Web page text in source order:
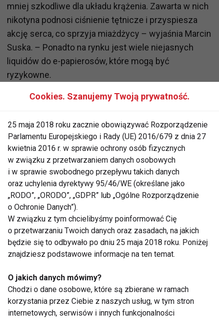
mniej szkodliwe dla układu krążenia. Zawarta w nich
nikotyna podnosi ciśnienie tętnicze i przyspiesza
akcję serca, co sprzyja miażdżycy – wyjaśnia Marcin
Suska. – Ponadto na rynku jest wiele niejasnych
liquidów do e-papierosów, które mogą być
ryzykowne.
Statystyki pokazują, że 70% palaczy pragnie rzucić
odsetku palaczy. Korzyści z rzucenia palenia są
ogromne i odczuwalne szybko. – Często pacjenci
mówią, że próbowali rzucić, ale im się nie udało.
Jednak po zawale serca wielu z nich udaje się
zerwać z nałogiem – mówi Marcin Suska. – Już 20
minut po zaprzestaniu palenia spada tempo pracy
serca, po 8 godzinach normalizuje się poziom tlenu
we krwi, a po roku ryzyko zawału serca spada o
połowę. Zatem rzucajcie palenie już dziś! – apeluje
kardiolog.
Po rzuceniu palenia pozytywne zmiany zachodzą
również w układzie oddechowym – mniej kaszlemy,
mamy mniej problemów z oddychaniem i zadyszką.
Po około sześciu miesiącach regeneruje się
Cookies. Szanujemy Twoją prywatność.
25 maja 2018 roku zacznie obowiązywać Rozporządzenie
Parlamentu Europejskiego i Rady (UE) 2016/679 z dnia 27
kwietnia 2016 r. w sprawie ochrony osób fizycznych
w związku z przetwarzaniem danych osobowych
i w sprawie swobodnego przepływu takich danych
oraz uchylenia dyrektywy 95/46/WE (określane jako
„RODO”, „ORODO”, „GDPR” lub „Ogólne Rozporządzenie
o Ochronie Danych”).
W związku z tym chcielibyśmy poinformować Cię
o przetwarzaniu Twoich danych oraz zasadach, na jakich
będzie się to odbywało po dniu 25 maja 2018 roku. Poniżej
znajdziesz podstawowe informacje na ten temat.
O jakich danych mówimy?
Chodzi o dane osobowe, które są zbierane w ramach
korzystania przez Ciebie z naszych usług, w tym stron
internetowych, serwisów i innych funkcjonalności